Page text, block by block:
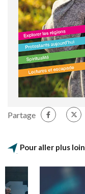
Partage
Pour aller plus loin